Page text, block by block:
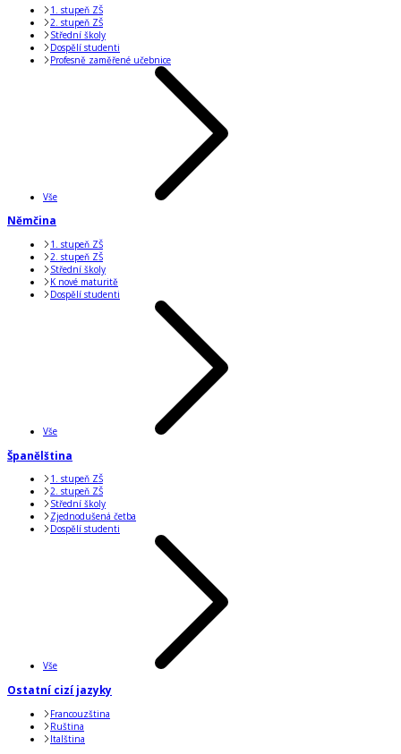
1. stupeň ZŠ
2. stupeň ZŠ
Střední školy
Dospělí studenti
Profesně zaměřené učebnice
Vše
Němčina
1. stupeň ZŠ
2. stupeň ZŠ
Střední školy
K nové maturitě
Dospělí studenti
Vše
Španělština
1. stupeň ZŠ
2. stupeň ZŠ
Střední školy
Zjednodušená četba
Dospělí studenti
Vše
Ostatní cizí jazyky
Francouzština
Ruština
Italština